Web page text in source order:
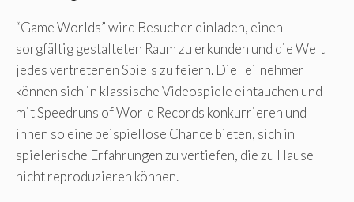
“Game Worlds” wird Besucher einladen, einen
sorgfältig gestalteten Raum zu erkunden und die Welt
jedes vertretenen Spiels zu feiern. Die Teilnehmer
können sich in klassische Videospiele eintauchen und
mit Speedruns of World Records konkurrieren und
ihnen so eine beispiellose Chance bieten, sich in
spielerische Erfahrungen zu vertiefen, die zu Hause
nicht reproduzieren können.